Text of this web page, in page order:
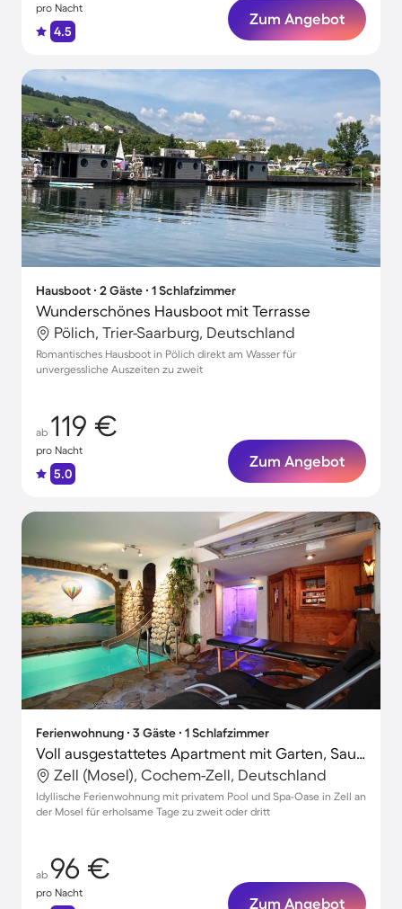
pro Nacht
4.5
Zum Angebot
Hausboot ∙ 2 Gäste ∙ 1 Schlafzimmer
Wunderschönes Hausboot mit Terrasse
Pölich, Trier-Saarburg, Deutschland
Romantisches Hausboot in Pölich direkt am Wasser für
unvergessliche Auszeiten zu zweit
ab 119 €
pro Nacht
5.0
Zum Angebot
Ferienwohnung ∙ 3 Gäste ∙ 1 Schlafzimmer
Voll ausgestattetes Apartment mit Garten, Sauna und privatem Pool | Stadtblick | Haustiere sind willkommen
Zell (Mosel), Cochem-Zell, Deutschland
Idyllische Ferienwohnung mit privatem Pool und Spa-Oase in Zell an
der Mosel für erholsame Tage zu zweit oder dritt
ab 96 €
pro Nacht
Zum Angebot